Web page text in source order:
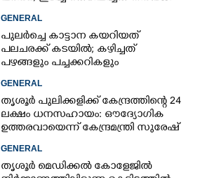
GENERAL
പുലർച്ചെ കാട്ടാന കയറിയത്
പലചരക്ക് കടയിൽ; കഴിച്ചത്
പഴങ്ങളും പച്ചക്കറികളും
GENERAL
തൃശൂർ പുലിക്കളിക്ക് കേന്ദ്രത്തിന്റെ 24
ലക്ഷം ധനസഹായം: ഔദ്യോഗിക
ഉത്തരവായെന്ന് കേന്ദ്രമന്ത്രി സുരേഷ്
GENERAL
തൃശൂർ മെഡിക്കൽ കോളേജിൽ